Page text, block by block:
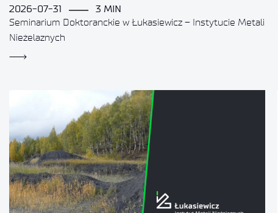
2026-07-31
3 MIN
Seminarium Doktoranckie w Łukasiewicz – Instytucie Metali
Nieżelaznych